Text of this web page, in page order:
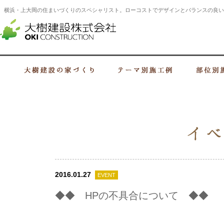
横浜・上大岡の住まいづくりのスペシャリスト。ローコストでデザインとバランスの良
2016.01.27 EVENT
◆◆ HPの不具合について ◆◆